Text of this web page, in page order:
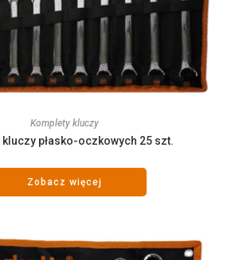
Komplety kluczy
kluczy płasko-oczkowych 25 szt.
Zobacz więcej